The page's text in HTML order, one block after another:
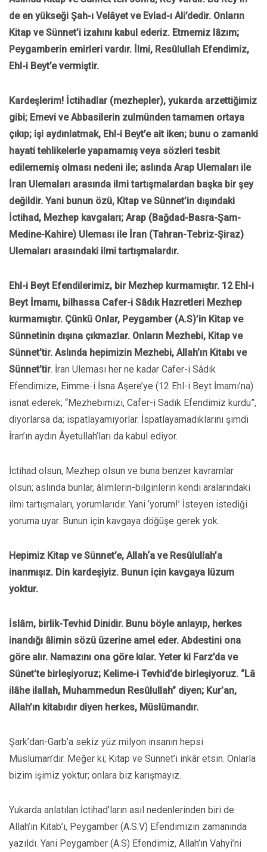
de en yükseği Şah-ı Velâyet ve Evlad-ı Ali’dedir. Onların
Kitap ve Sünnet’i izahını kabul ederiz. Etmemiz lâzım;
Peygamberin emirleri vardır. İlmi, Resûlullah Efendimiz,
Ehl-i Beyt’e vermiştir.
Kardeşlerim! İctihadlar (mezhepler), yukarda arzettiğimiz
gibi; Emevi ve Abbasilerin zulmünden tamamen ortaya
çıkıp; işi aydınlatmak, Ehl-i Beyt’e ait iken; bunu o zamanki
hayati tehlikelerle yapamamış veya sözleri tesbit
edilememiş olması nedeni ile; aslında Arap Ulemaları ile
İran Ulemaları arasında ilmi tartışmalardan başka bir şey
değildir. Yani bunun özü, Kitap ve Sünnet’in dışındaki
İctihad, Mezhep kavgaları; Arap (Bağdad-Basra-Şam-
Medine-Kahire) Uleması ile İran (Tahran-Tebriz-Şiraz)
Ulemaları arasındaki ilmi tartışmalardır.
Ehl-i Beyt Efendilerimiz, bir Mezhep kurmamıştır. 12 Ehl-i
Beyt İmamı, bilhassa Cafer-i Sâdık Hazretleri Mezhep
kurmamıştır. Çünkü Onlar, Peygamber (A.S)’in Kitap ve
Sünnetinin dışına çıkmazlar. Onların Mezhebi, Kitap ve
Sünnet’tir. Aslında hepimizin Mezhebi, Allah’ın Kitabı ve
Sünnet’tir. İran Uleması her ne kadar Cafer-i Sâdık
Efendimize, Eimme-i İsna Aşere’ye (12 Ehl-i Beyt İmamı’na)
isnat ederek; “Mezhebimizi, Cafer-i Sadık Efendimiz kurdu”,
diyorlarsa da; ispatlayamıyorlar. İspatlayamadıklarını şimdi
İran’ın aydın Âyetullah’ları da kabul ediyor.
İctihad olsun, Mezhep olsun ve buna benzer kavramlar
olsun; aslında bunlar, âlimlerin-bilginlerin kendi aralarındaki
ilmi tartışmaları, yorumlarıdır. Yani ‘yorum!’ İsteyen istediği
yoruma uyar. Bunun için kavgaya döğüşe gerek yok.
Hepimiz Kitap ve Sünnet’e, Allah‘a ve Resûlullah’a
inanmışız. Din kardeşiyiz. Bunun için kavgaya lüzum
yoktur.
İslâm, birlik-Tevhid Dinidir. Bunu böyle anlayıp, herkes
inandığı âlimin sözü üzerine amel eder. Abdestini ona
göre alır. Namazını ona göre kılar. Yeter ki Farz’da ve
Sünet’te birleşiyoruz; Kelime-i Tevhid’de birleşiyoruz. “Lâ
ilâhe ilallah, Muhammedun Resûlullah” diyen; Kur’an,
Allah’ın kitabıdır diyen herkes, Müslümandır.
Şark’dan-Garb’a sekiz yüz milyon insanın hepsi
Müslüman’dır. Meğer ki; Kitap ve Sünnet’i inkâr etsin. Onlarla
bizim işimiz yoktur; onlara biz karışmayız.
Yukarda anlatılan İctihad’ların asıl nedenlerinden biri de:
Allah’ın Kitab’ı, Peygamber (A.S.V) Efendimizin zamanında
yazıldı. Yani Peygamber (A.S) Efendimiz, Allah’ın Vahyi’ni